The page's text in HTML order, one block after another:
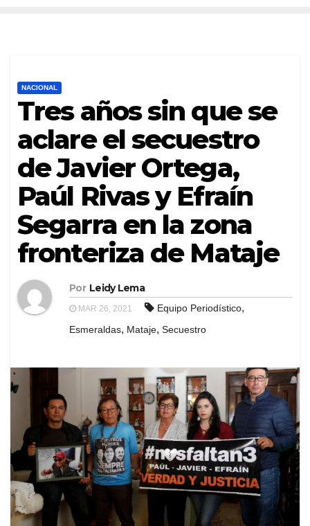
NACIONAL
Tres años sin que se
aclare el secuestro
de Javier Ortega,
Paúl Rivas y Efraín
Segarra en la zona
fronteriza de Mataje
Por Leidy Lema
MAR 26, 2021 Equipo Periodístico,
Esmeraldas, Mataje, Secuestro